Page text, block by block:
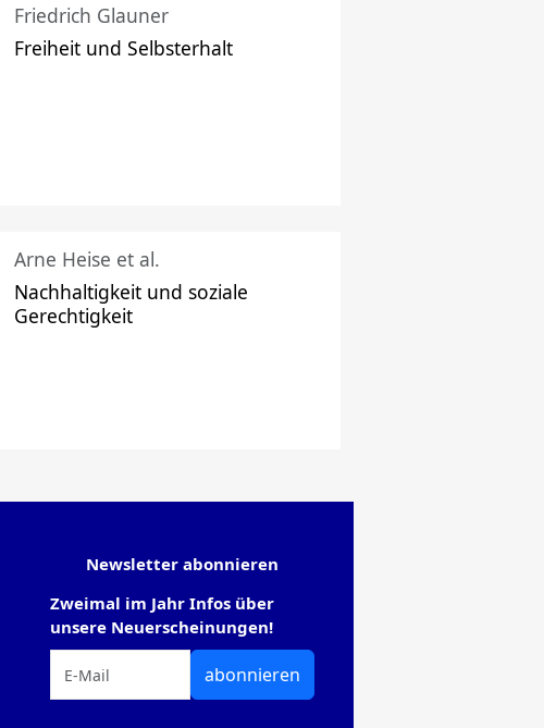
Friedrich Glauner
Freiheit und Selbsterhalt
Arne Heise et al.
Nachhaltigkeit und soziale
Gerechtigkeit
Newsletter abonnieren
Zweimal im Jahr Infos über
unsere Neuerscheinungen!
abonnieren